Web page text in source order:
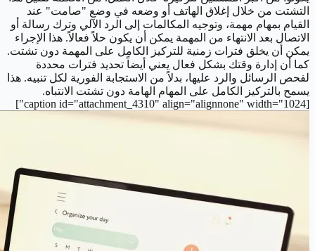
التشتت من خلال إغلاق الهاتف أو وضعه في وضع "صامت" عند
القيام بمهام مهمة، وتوجيه المكالمات إلى الرد الآلي وترك رسالة أو
الاتصال بعد الانتهاء من المهمة يمكن أن يكون حلاً فعالاً. هذا الإجراء
يمكن أن يخلق فترات زمنية للتركيز الكامل على المهمة دون تشتت.
كما أن إدارة وقتك بشكل فعال يعني أيضاً تحديد فترات محددة
لفحص الرسائل والرد عليها، بدلاً من الاستجابة الفورية لكل تنبيه. هذا
يسمح بالتركيز الكامل على المهام الهامة دون تشتت الانتباه.
[caption id="attachment_4310" align="alignnone" width="1024"]